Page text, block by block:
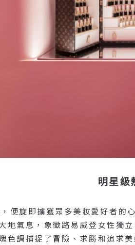
明星級
便旋即擄獲眾多美妝愛好者
地氣息，象徵路易威登女性
色調捕捉了冒險、求勝和追